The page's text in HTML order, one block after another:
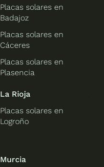
Placas solares en
Badajoz
Placas solares en
Cáceres
Placas solares en
Plasencia
La Rioja
Placas solares en
Logroño
Murcia